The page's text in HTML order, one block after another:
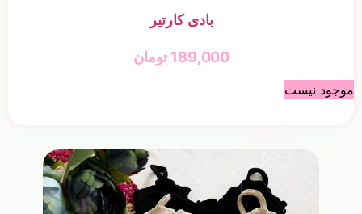
بادی کارتیر
189,000 تومان
موجود نیست